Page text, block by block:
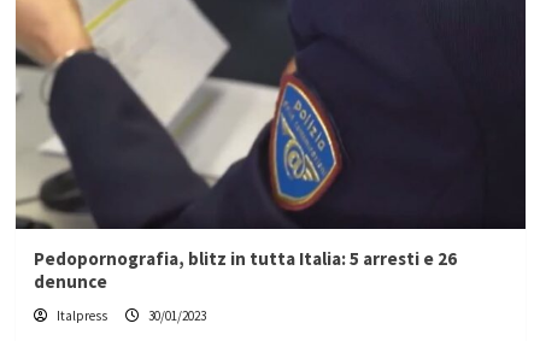
Pedopornografia, blitz in tutta Italia: 5 arresti e 26
denunce
Italpress 30/01/2023